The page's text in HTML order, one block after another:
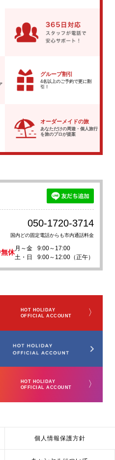
グループ割引
4名以上のご予約で更に割
引！
オーダーメイドの旅
あなただけの周遊・個人旅行
を旅のプロが提案
050-1720-3714
国内どの固定電話からも市内通話料金
休
月～金
9:00～17:00
土・日
9:00～12:00（正午）
HOT HOLIDAY
OFFICIAL ACCOUNT
〉
HOT HOLIDAY
OFFICIAL ACCOUNT
〉
個人情報保護方針